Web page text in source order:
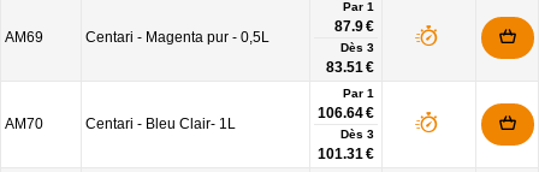
AM69 Centari - Magenta pur - 0,5L
Par 1
87.9 €
Dès 3
83.51 €
AM70 Centari - Bleu Clair- 1L
Par 1
106.64 €
Dès 3
101.31 €